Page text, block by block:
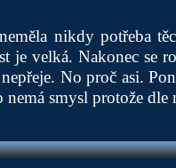
nikdy potřeba
je velká. Nakonec se
No proč asi.
smysl protože